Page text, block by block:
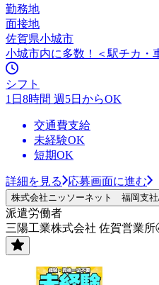
勤務地
面接地
佐賀県小城市
小城市内に多数！＜駅チカ・
シフト
1日8時間 週5日からOK
交通費支給
未経験OK
短期OK
詳細を見る 応募画面に進む
株式会社ニッソーネット 福岡支
派遣労働者
三陽工業株式会社 佐賀営業